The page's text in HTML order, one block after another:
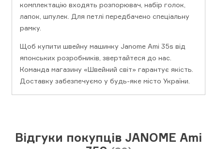
комплектацію входять розпорювач, набір голок,
лапок, шпулек. Для петлі передбачено спеціальну
рамку.
Щоб купити швейну машинку Janome Ami 35s від
японських розробників, звертайтеся до нас.
Команда магазину «Швейний світ» гарантує якість.
Доставку забезпечуємо у будь-яке місто України.
Відгуки покупців JANOME Ami